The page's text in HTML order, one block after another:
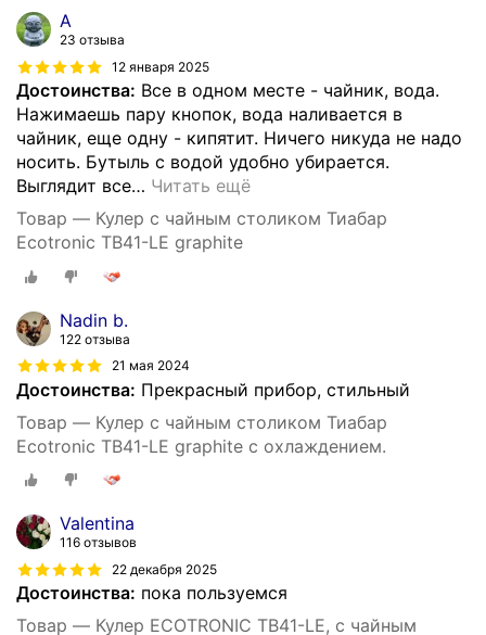
A
23 отзыва
12 января 2025
Достоинства: Все в одном месте - чайник, вода.
Нажимаешь пару кнопок, вода наливается в
чайник, еще одну - кипятит. Ничего никуда не надо
носить. Бутыль с водой удобно убирается.
Выглядит все… Читать ещё
Товар — Кулер с чайным столиком Тиабар
Ecotronic TB41-LE graphite
Nadin b.
122 отзыва
21 мая 2024
Достоинства: Прекрасный прибор, стильный
Товар — Кулер с чайным столиком Тиабар
Ecotronic TB41-LE graphite с охлаждением.
Valentina
116 отзывов
22 декабря 2025
Достоинства: пока пользуемся
Товар — Кулер ECOTRONIC TB41-LE, с чайным